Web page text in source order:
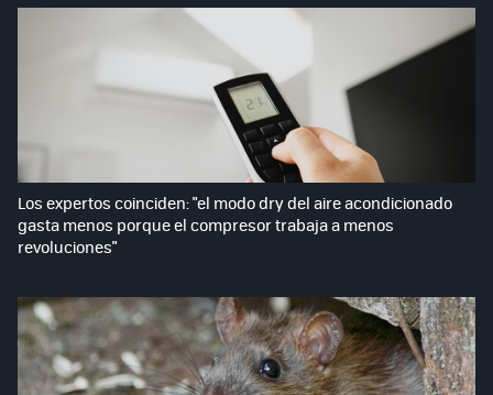
Los expertos coinciden: "el modo dry del aire acondicionado
gasta menos porque el compresor trabaja a menos
revoluciones"